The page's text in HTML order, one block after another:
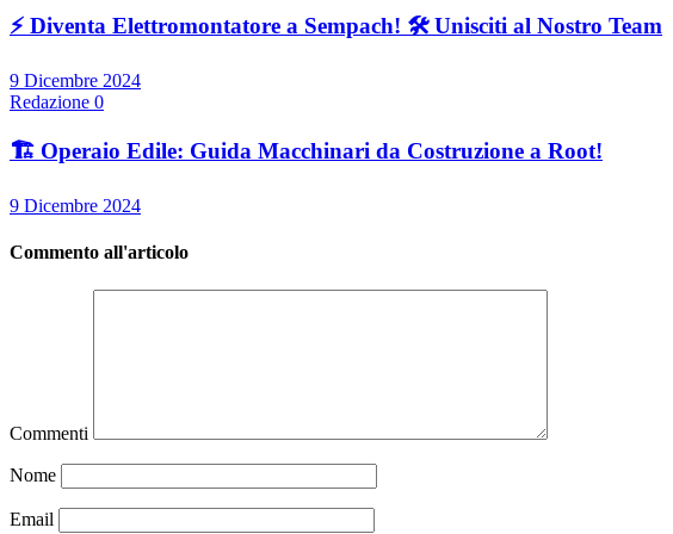
⚡ Diventa Elettromontatore a Sempach! 🛠️ Unisciti al Nostro Team
9 Dicembre 2024
Redazione 0
🏗️ Operaio Edile: Guida Macchinari da Costruzione a Root!
9 Dicembre 2024
Commento all'articolo
Commenti
Nome
Email